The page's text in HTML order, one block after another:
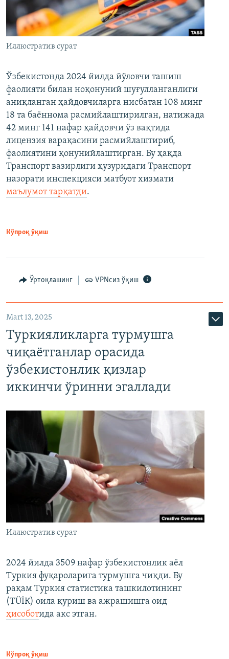
Иллюстратив сурат
Ўзбекистонда 2024 йилда йўловчи ташиш
фаолияти билан ноқонуний шуғулланганлиги
аниқланган ҳайдовчиларга нисбатан 108 минг
18 та баённома расмийлаштирилган, натижада
42 минг 141 нафар ҳайдовчи ўз вақтида
лицензия варақасини расмийлаштириб,
фаолиятини қонунийлаштирган. Бу ҳақда
Транспорт вазирлиги ҳузуридаги Транспорт
назорати инспекцияси матбуот хизмати
маълумот тарқатди.
Кўпроқ ўқиш
Ўртоқлашинг VPNсиз ўқиш
Mart 13, 2025
Туркияликларга турмушга
чиқаётганлар орасида
ўзбекистонлик қизлар
иккинчи ўринни эгаллади
Иллюстратив сурат
2024 йилда 3509 нафар ўзбекистонлик аёл
Туркия фуқароларига турмушга чиқди. Бу
рақам Туркия статистика ташкилотининг
(ТÜİК) оила қуриш ва ажрашишга оид
ҳисоботида акс этган.
Кўпроқ ўқиш